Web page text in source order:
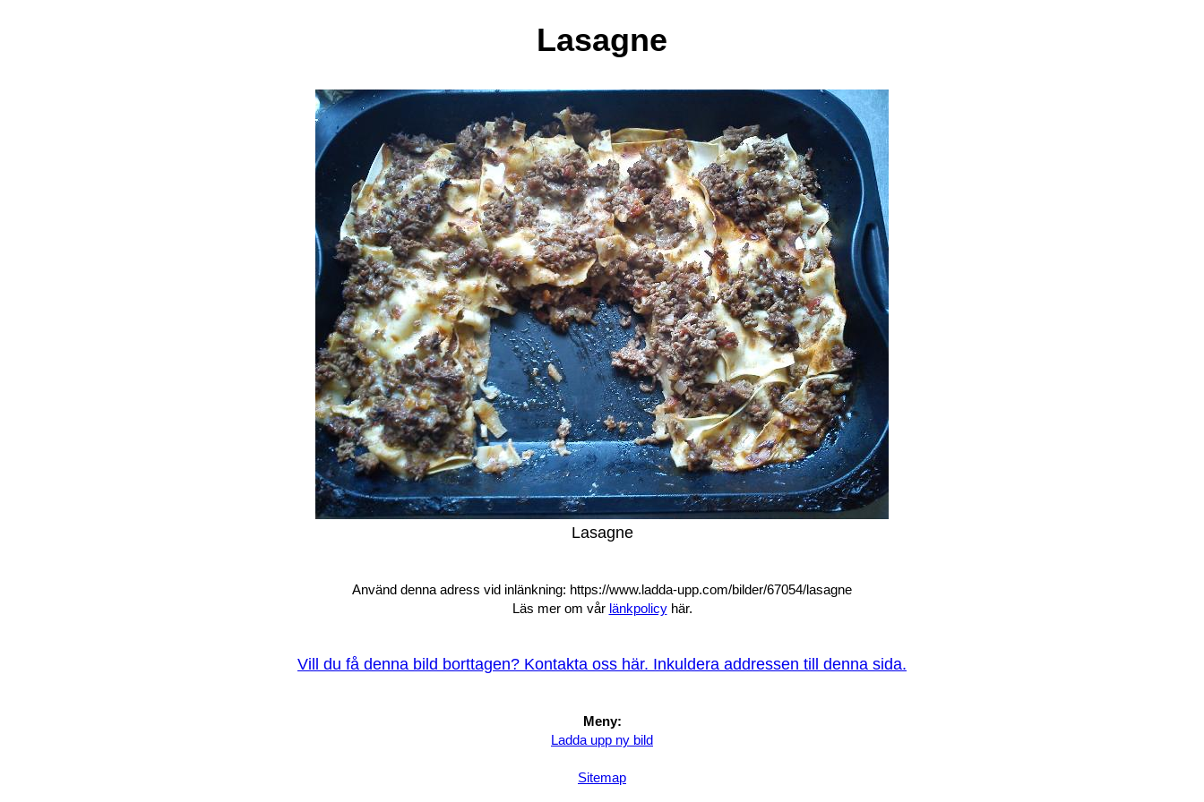
Lasagne
Lasagne
Använd denna adress vid inlänkning: https://www.ladda-upp.com/bilder/67054/lasagne
Läs mer om vår länkpolicyhär.
Vill du få denna bild borttagen? Kontakta oss här. Inkuldera addressen till denna sida.
Meny:
Ladda upp ny bild
Sitemap